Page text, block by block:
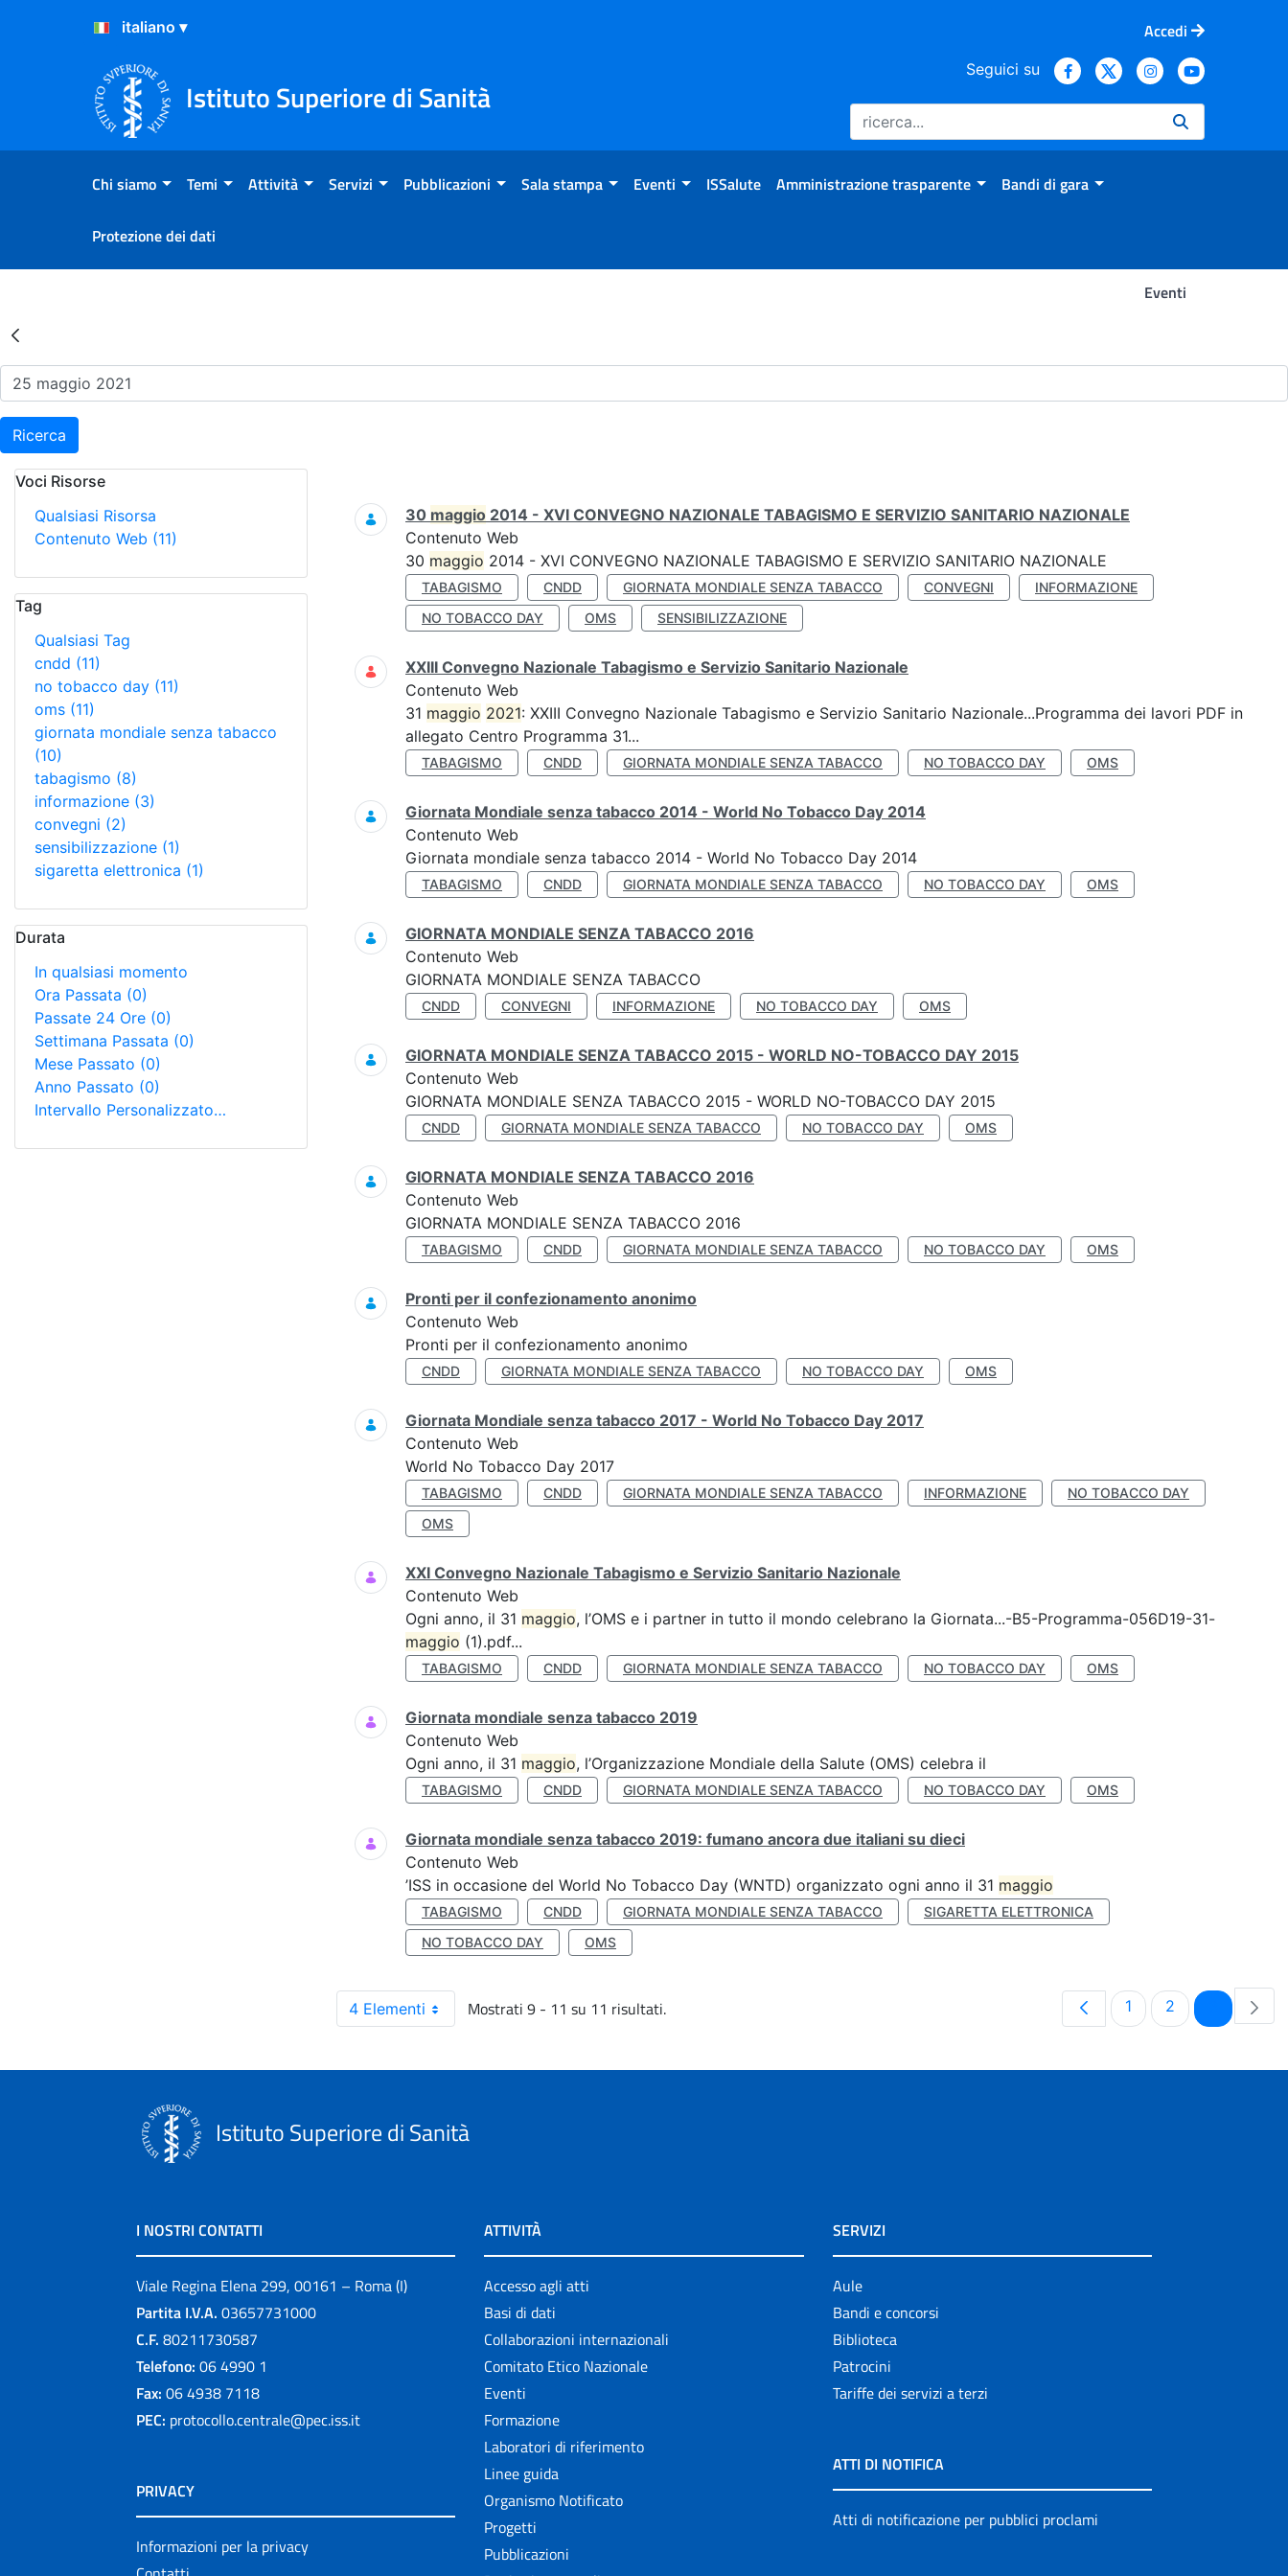
Salta al Contenuto
Salta al Footer
Accedi
Istituto Superiore di Sanità
Seguici su
Chi siamo Temi Attività Servizi Pubblicazioni Sala stampa Eventi ISSalute Amministrazione trasparente Bandi di gara
Protezione dei dati
Eventi
Risultati della Ricerca - Eventi
Ricerca
Voci Risorse
Qualsiasi Risorsa
Contenuto Web (11)
Tag
Qualsiasi Tag
cndd (11)
no tobacco day (11)
oms (11)
giornata mondiale senza tabacco
(10)
tabagismo (8)
informazione (3)
convegni (2)
sensibilizzazione (1)
sigaretta elettronica (1)
Durata
In qualsiasi momento
Ora Passata (0)
Passate 24 Ore (0)
Settimana Passata (0)
Mese Passato (0)
Anno Passato (0)
Intervallo Personalizzato…
Ricerca
30 maggio 2014 - XVI CONVEGNO NAZIONALE TABAGISMO E SERVIZIO SANITARIO NAZIONALE
Contenuto Web
30 maggio 2014 - XVI CONVEGNO NAZIONALE TABAGISMO E SERVIZIO SANITARIO NAZIONALE
TABAGISMO CNDD GIORNATA MONDIALE SENZA TABACCO CONVEGNI
INFORMAZIONE
NO TOBACCO DAY
OMS SENSIBILIZZAZIONE
XXIII Convegno Nazionale Tabagismo e Servizio Sanitario Nazionale
Contenuto Web
31 maggio 2021: XXIII Convegno Nazionale Tabagismo e Servizio Sanitario Nazionale...Programma dei lavori PDF in
allegato Centro Programma 31...
TABAGISMO CNDD GIORNATA MONDIALE SENZA TABACCO NO TOBACCO DAY OMS
Giornata Mondiale senza tabacco 2014 - World No Tobacco Day 2014
Contenuto Web
Giornata mondiale senza tabacco 2014 - World No Tobacco Day 2014
TABAGISMO CNDD GIORNATA MONDIALE SENZA TABACCO NO TOBACCO DAY OMS
GIORNATA MONDIALE SENZA TABACCO 2016
Contenuto Web
GIORNATA MONDIALE SENZA TABACCO
CNDD CONVEGNI INFORMAZIONE NO TOBACCO DAY OMS
GIORNATA MONDIALE SENZA TABACCO 2015 - WORLD NO-TOBACCO DAY 2015
Contenuto Web
GIORNATA MONDIALE SENZA TABACCO 2015 - WORLD NO-TOBACCO DAY 2015
CNDD GIORNATA MONDIALE SENZA TABACCO NO TOBACCO DAY OMS
GIORNATA MONDIALE SENZA TABACCO 2016
Contenuto Web
GIORNATA MONDIALE SENZA TABACCO 2016
TABAGISMO CNDD GIORNATA MONDIALE SENZA TABACCO NO TOBACCO DAY OMS
Pronti per il confezionamento anonimo
Contenuto Web
Pronti per il confezionamento anonimo
CNDD GIORNATA MONDIALE SENZA TABACCO NO TOBACCO DAY OMS
Giornata Mondiale senza tabacco 2017 - World No Tobacco Day 2017
Contenuto Web
World No Tobacco Day 2017
TABAGISMO CNDD GIORNATA MONDIALE SENZA TABACCO INFORMAZIONE
NO TOBACCO DAY
OMS
XXI Convegno Nazionale Tabagismo e Servizio Sanitario Nazionale
Contenuto Web
Ogni anno, il 31 maggio, l’OMS e i partner in tutto il mondo celebrano la Giornata...-B5-Programma-056D19-31-
maggio (1).pdf...
TABAGISMO CNDD GIORNATA MONDIALE SENZA TABACCO NO TOBACCO DAY OMS
Giornata mondiale senza tabacco 2019
Contenuto Web
Ogni anno, il 31 maggio, l’Organizzazione Mondiale della Salute (OMS) celebra il
TABAGISMO CNDD GIORNATA MONDIALE SENZA TABACCO NO TOBACCO DAY OMS
Giornata mondiale senza tabacco 2019: fumano ancora due italiani su dieci
Contenuto Web
’ISS in occasione del World No Tobacco Day (WNTD) organizzato ogni anno il 31 maggio
TABAGISMO CNDD GIORNATA MONDIALE SENZA TABACCO
SIGARETTA ELETTRONICA
NO TOBACCO DAY
OMS
4 Elementi Mostrati 9 - 11 su 11 risultati. Pagina
1 Pagina
2 Pagina
Istituto Superiore di Sanità
I NOSTRI CONTATTI
Viale Regina Elena 299, 00161 – Roma (I)
Partita I.V.A. 03657731000
C.F. 80211730587
Telefono: 06 4990 1
Fax: 06 4938 7118
PEC: protocollo.centrale@pec.iss.it
PRIVACY
Informazioni per la privacy
ATTIVITÀ
Accesso agli atti
Basi di dati
Collaborazioni internazionali
Comitato Etico Nazionale
Eventi
Formazione
Laboratori di riferimento
Linee guida
Organismo Notificato
Progetti
Pubblicazioni
SERVIZI
Aule
Bandi e concorsi
Biblioteca
Patrocini
Tariffe dei servizi a terzi
ATTI DI NOTIFICA
Atti di notificazione per pubblici proclami